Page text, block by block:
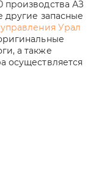
производства АЗ
другие запасные
Урал
а также
осуществляется